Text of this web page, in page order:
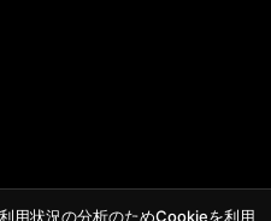
用状況の分析のためCookieを利用